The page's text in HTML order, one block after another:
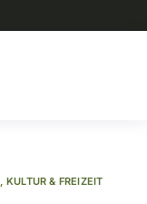
, KULTUR & FREIZEIT